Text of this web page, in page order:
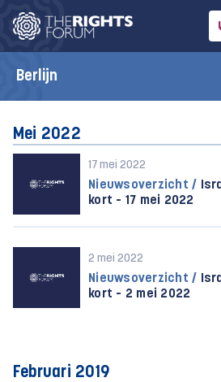
Berlijn
Mei 2022
17 mei 2022
Nieuwsoverzicht /
kort – 17 mei 2022
2 mei 2022
Nieuwsoverzicht /
kort – 2 mei 2022
Februari 2019